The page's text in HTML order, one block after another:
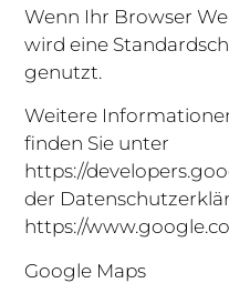
Wenn Ihr Browser
wird eine
genutzt.
Weitere
finden Sie unter
https://
der
https://
Google Maps